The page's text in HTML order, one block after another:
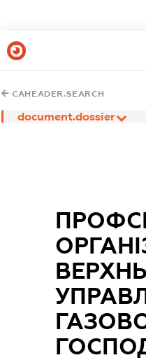
CAHEADER.SEARCH
document.dossier